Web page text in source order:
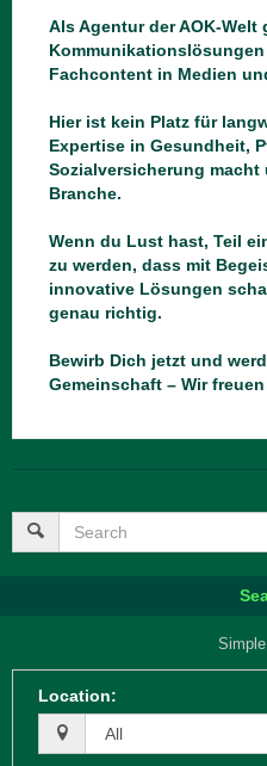
Als Agentur der AOK-Welt
Fachcontent in Medien
Hier ist kein Platz für
Expertise in Gesundheit,
Sozialversicherung macht
Branche.
Wenn du Lust hast, Teil
zu werden, dass mit
innovative Lösungen
genau richtig.
Bewirb Dich jetzt und
Gemeinschaft – Wir
Location: